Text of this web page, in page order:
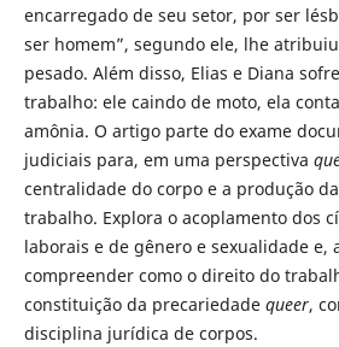
encarregado de seu setor, por ser
ser homem”, segundo ele, lhe
pesado. Além disso, Elias e Diana
trabalho: ele caindo de moto, ela
amônia. O artigo parte do exame
judiciais para, em uma perspectiva
centralidade do corpo e a produção
trabalho. Explora o acoplamento dos
laborais e de gênero e sexualidade e,
compreender como o direito do
constituição da precariedade queer,
disciplina jurídica de corpos.